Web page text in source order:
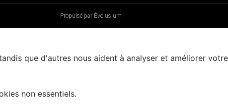
Propulsé par Évolusium
que d'autres nous aident à analyser et améliorer votre
non essentiels.